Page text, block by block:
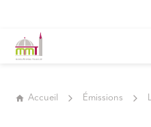
Accueil Émissions